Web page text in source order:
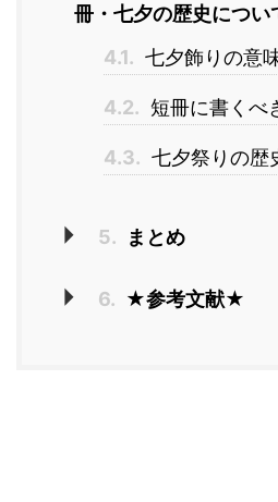
冊・七夕の歴史につい
4.1. 七夕飾りの意
4.2. 短冊に書くべ
4.3. 七夕祭りの歴
5. まとめ
6. ★参考文献★